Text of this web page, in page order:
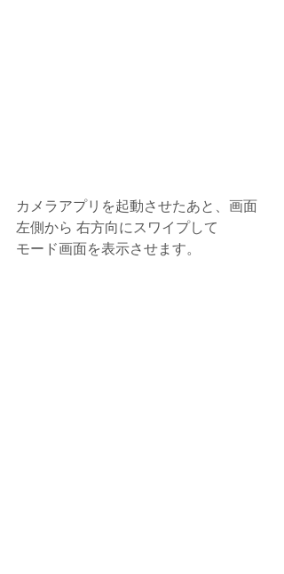
カメラアプリを起動させたあと、画面
左側から 右方向にスワイプして
モード画面を表示させます。